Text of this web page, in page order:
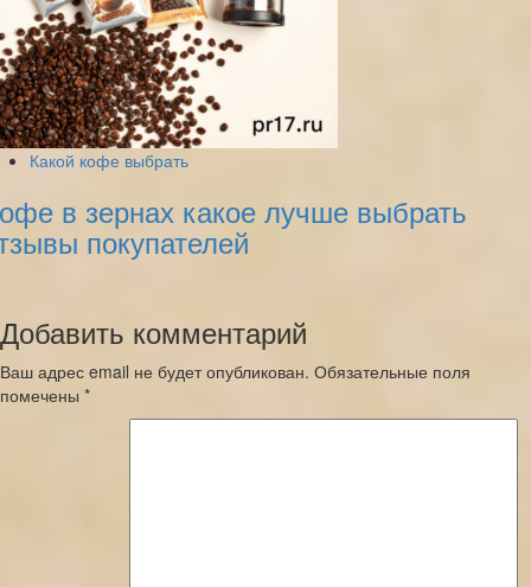
Какой кофе выбрать
в зернах какое лучше выбрать
покупателей
Добавить комментарий
Ваш адрес email не будет опубликован. Обязательные поля
помечены *